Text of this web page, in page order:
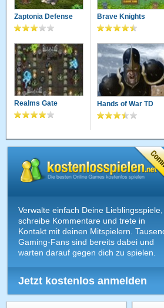
Zaptonia Defense Brave Knights
Realms Gate Hands of War TD
Verwalte einfach Deine Lieblingsspiele,
schreibe Kommentare und trete in
Kontakt mit deinen Mitspielern.
Gaming-Fans sind bereits dabei und
warten darauf gegen dich zu spielen.
Jetzt kostenlos anmelden